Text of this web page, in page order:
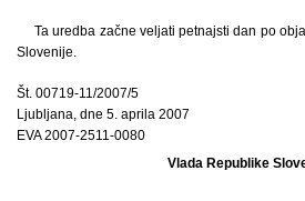
Ta uredba začne veljati petnajsti dan po
Slovenije.
Št. 00719-11/2007/5
Ljubljana, dne 5. aprila 2007
EVA 2007-2511-0080
Vlada Republike